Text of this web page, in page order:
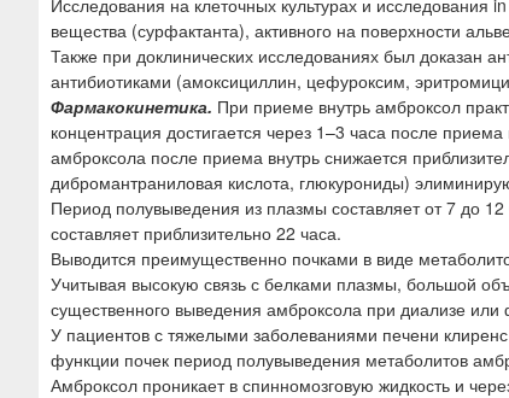
вещества (сурфактанта), активного на поверхности
Также при доклинических исследованиях был доказан
антибиотиками (амоксициллин, цефуроксим,
Фармакокинетика. При приеме внутрь амброксол
концентрация достигается через 1–3 часа после
амброксола после приема внутрь снижается
дибромантраниловая кислота, глюкурониды)
Период полувыведения из плазмы составляет от 7 до
составляет приблизительно 22 часа.
Выводится преимущественно почками в виде
Учитывая высокую связь с белками плазмы, большой
существенного выведения амброксола при диализе
У пациентов с тяжелыми заболеваниями печени
функции почек период полувыведения метаболитов
Амброксол проникает в спинномозговую жидкость и